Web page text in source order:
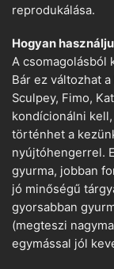
reprodukálása.
Hogyan
A csomagolásból
Bár ez változhat
Sculpey, Fimo,
kondícionálni
történhet a
nyújtóhengerrel.
gyurma, jobban
jó minőségű
gyorsabban
(megteszi
egymással jól